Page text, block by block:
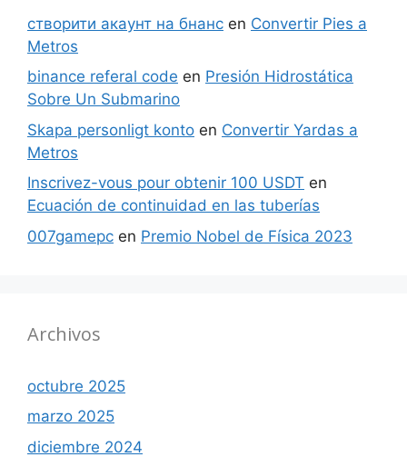
створити акаунт на бнанс en Convertir Pies a
Metros
binance referal code en Presión Hidrostática
Sobre Un Submarino
Skapa personligt konto en Convertir Yardas a
Metros
Inscrivez-vous pour obtenir 100 USDT en
Ecuación de continuidad en las tuberías
007gamepc en Premio Nobel de Física 2023
Archivos
octubre 2025
marzo 2025
diciembre 2024